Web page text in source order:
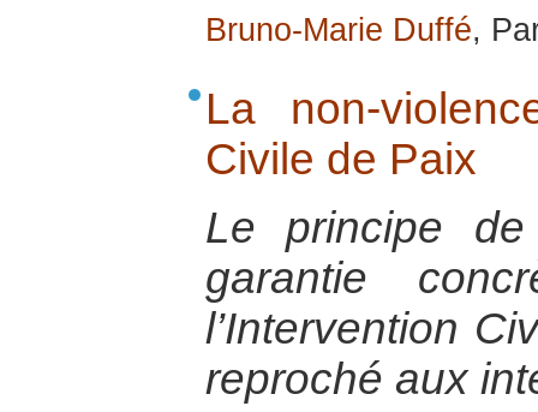
Bruno-Marie Duffé,
La non-
Civile de Paix
Le principe
garantie
l’Intervention
reproché aux